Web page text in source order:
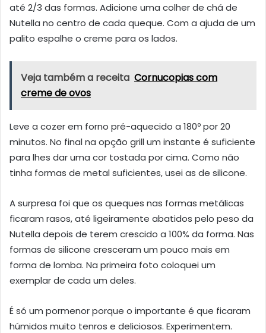
até 2/3 das formas. Adicione uma colher de chá de
Nutella no centro de cada queque. Com a ajuda de um
palito espalhe o creme para os lados.
Veja também a receita Cornucopias com
creme de ovos
Leve a cozer em forno pré-aquecido a 180º por 20
minutos. No final na opção grill um instante é suficiente
para lhes dar uma cor tostada por cima. Como não
tinha formas de metal suficientes, usei as de silicone.
A surpresa foi que os queques nas formas metálicas
ficaram rasos, até ligeiramente abatidos pelo peso da
Nutella depois de terem crescido a 100% da forma. Nas
formas de silicone cresceram um pouco mais em
forma de lomba. Na primeira foto coloquei um
exemplar de cada um deles.
É só um pormenor porque o importante é que ficaram
húmidos muito tenros e deliciosos. Experimentem.